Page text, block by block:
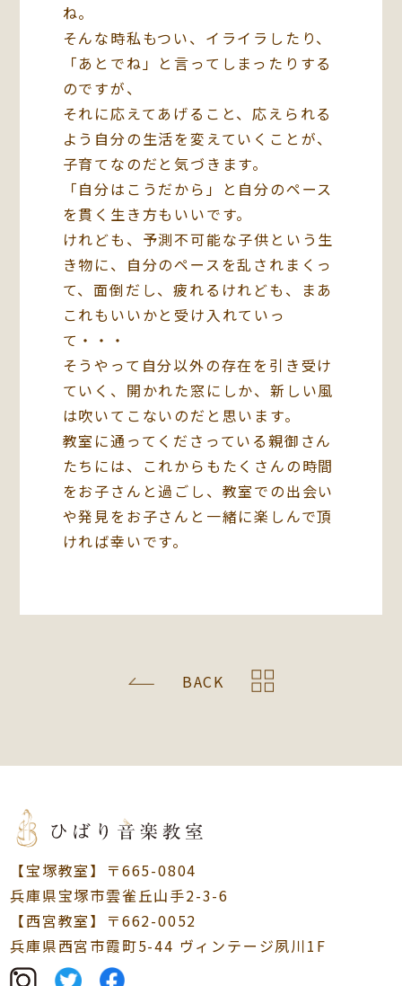
ね。
そんな時私もつい、イライラしたり、
「あとでね」と言ってしまったりする
のですが、
それに応えてあげること、応えられる
よう自分の生活を変えていくことが、
子育てなのだと気づきます。
「自分はこうだから」と自分のペース
を貫く生き方もいいです。
けれども、予測不可能な子供という生
き物に、自分のペースを乱されまくっ
て、面倒だし、疲れるけれども、まあ
これもいいかと受け入れていっ
て・・・
そうやって自分以外の存在を引き受け
ていく、開かれた窓にしか、新しい風
は吹いてこないのだと思います。
教室に通ってくださっている親御さん
たちには、これからもたくさんの時間
をお子さんと過ごし、教室での出会い
や発見をお子さんと一緒に楽しんで頂
ければ幸いです。
BACK
【宝塚教室】〒665-0804
兵庫県宝塚市雲雀丘山手2-3-6
【西宮教室】〒662-0052
兵庫県西宮市霞町5-44 ヴィンテージ夙川1F